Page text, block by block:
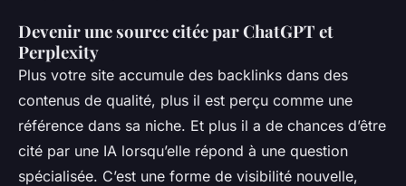
Devenir une source citée par ChatGPT et
Perplexity
Plus votre site accumule des backlinks dans des
contenus de qualité, plus il est perçu comme une
référence dans sa niche. Et plus il a de chances d’être
cité par une IA lorsqu’elle répond à une question
spécialisée. C’est une forme de visibilité nouvelle,